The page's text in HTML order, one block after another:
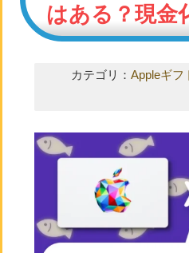
はある？現金
カテゴリ： Appleギフ